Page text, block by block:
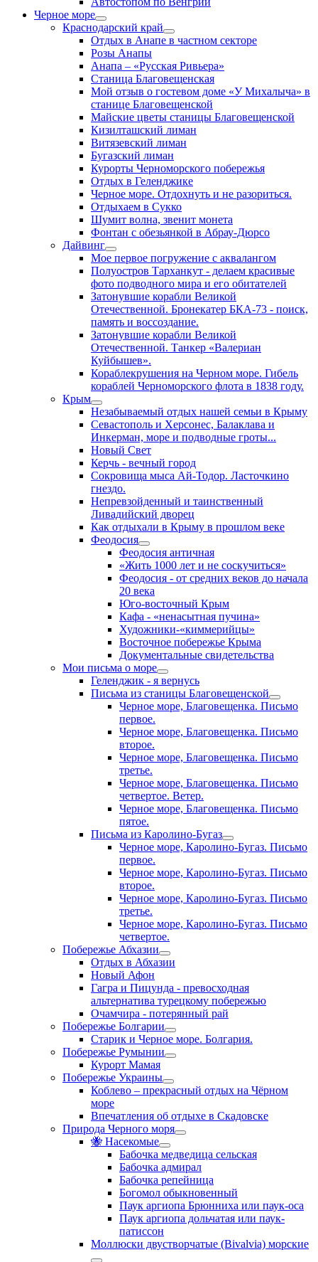
Черное море
Краснодарский край
Отдых в Анапе в частном секторе
Розы Анапы
Анапа – «Русская Ривьера»
Станица Благовещенская
Мой отзыв о гостевом доме «У Михалыча» в
станице Благовещенской
Майские цветы станицы Благовещенской
Кизилташский лиман
Витязевский лиман
Бугазский лиман
Курорты Черноморского побережья
Отдых в Геленджике
Черное море. Отдохнуть и не разориться.
Отдыхаем в Сукко
Шумит волна, звенит монета
Фонтан с обезьянкой в Абрау-Дюрсо
Дайвинг
Мое первое погружение с аквалангом
Полуостров Тарханкут - делаем красивые
фото подводного мира и его обитателей
Затонувшие корабли Великой
Отечественной. Бронекатер БКА-73 - поиск,
память и воссоздание.
Затонувшие корабли Великой
Отечественной. Танкер «Валериан
Куйбышев».
Кораблекрушения на Черном море. Гибель
кораблей Черноморского флота в 1838 году.
Крым
Незабываемый отдых нашей семьи в Крыму
Севастополь и Херсонес, Балаклава и
Инкерман, море и подводные гроты...
Новый Свет
Керчь - вечный город
Сокровища мыса Ай-Тодор. Ласточкино
гнездо.
Непревзойденный и таинственный
Ливадийский дворец
Как отдыхали в Крыму в прошлом веке
Феодосия
Феодосия античная
«Жить 1000 лет и не соскучиться»
Феодосия - от средних веков до начала
20 века
Юго-восточный Крым
Кафа - «ненасытная пучина»
Художники-«киммерийцы»
Восточное побережье Крыма
Документальные свидетельства
Мои письма о море
Геленджик - я вернусь
Письма из станицы Благовещенской
Черное море, Благовещенка. Письмо
первое.
Черное море, Благовещенка. Письмо
второе.
Черное море, Благовещенка. Письмо
третье.
Черное море, Благовещенка. Письмо
четвертое. Ветер.
Черное море, Благовещенка. Письмо
пятое.
Письма из Каролино-Бугаз
Черное море, Каролино-Бугаз. Письмо
первое.
Черное море, Каролино-Бугаз. Письмо
второе.
Черное море, Каролино-Бугаз. Письмо
третье.
Черное море, Каролино-Бугаз. Письмо
четвертое.
Побережье Абхазии
Отдых в Абхазии
Новый Афон
Гагра и Пицунда - превосходная
альтернатива турецкому побережью
Очамчира - потерянный рай
Побережье Болгарии
Старик и Черное море. Болгария.
Побережье Румынии
Курорт Мамая
Побережье Украины
Коблево – прекрасный отдых на Чёрном
море
Впечатления об отдыхе в Скадовске
Природа Черного моря
🐝 Насекомые
Бабочка медведица сельская
Бабочка адмирал
Бабочка репейница
Богомол обыкновенный
Паук аргиопа Брюнниха или паук-оса
Паук аргиопа дольчатая или паук-
патиссон
Моллюски двустворчатые (Bivalvia) морские